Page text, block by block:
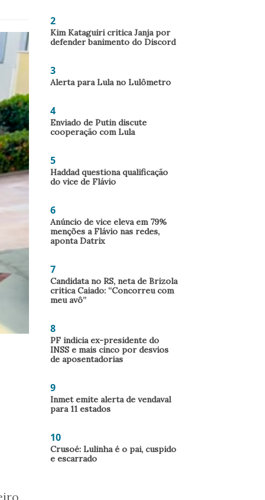
2
Kim Kataguiri critica Janja por
defender banimento do Discord
3
Alerta para Lula no Lulômetro
4
Enviado de Putin discute
cooperação com Lula
5
Haddad questiona qualificação
do vice de Flávio
6
Anúncio de vice eleva em 79%
menções a Flávio nas redes,
aponta Datrix
7
Candidata no RS, neta de Brizola
critica Caiado: “Concorreu com
meu avô”
8
PF indicia ex-presidente do
INSS e mais cinco por desvios
de aposentadorias
9
Inmet emite alerta de vendaval
para 11 estados
10
Crusoé: Lulinha é o pai, cuspido
e escarrado